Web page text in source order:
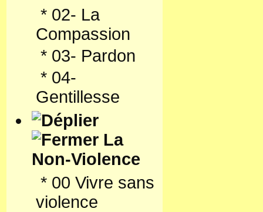
* 02- La
Compassion
* 03- Pardon
* 04-
Gentillesse
La
Non-Violence
* 00 Vivre sans
violence